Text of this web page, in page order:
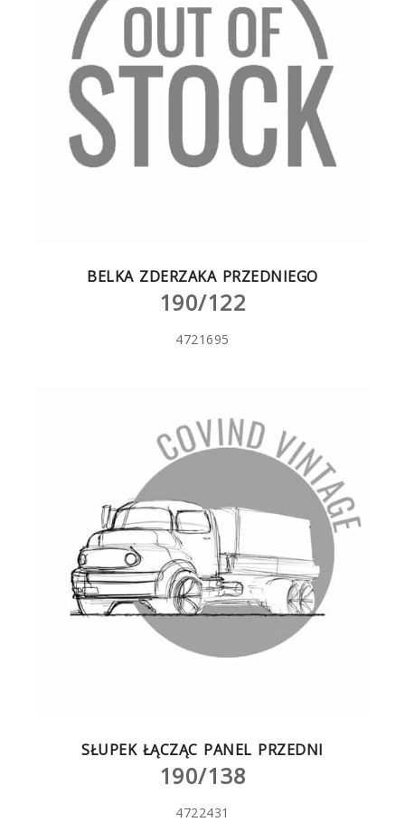
BELKA ZDERZAKA PRZEDNIEGO
190/122
4721695
SŁUPEK ŁĄCZĄC PANEL PRZEDNI
190/138
4722431